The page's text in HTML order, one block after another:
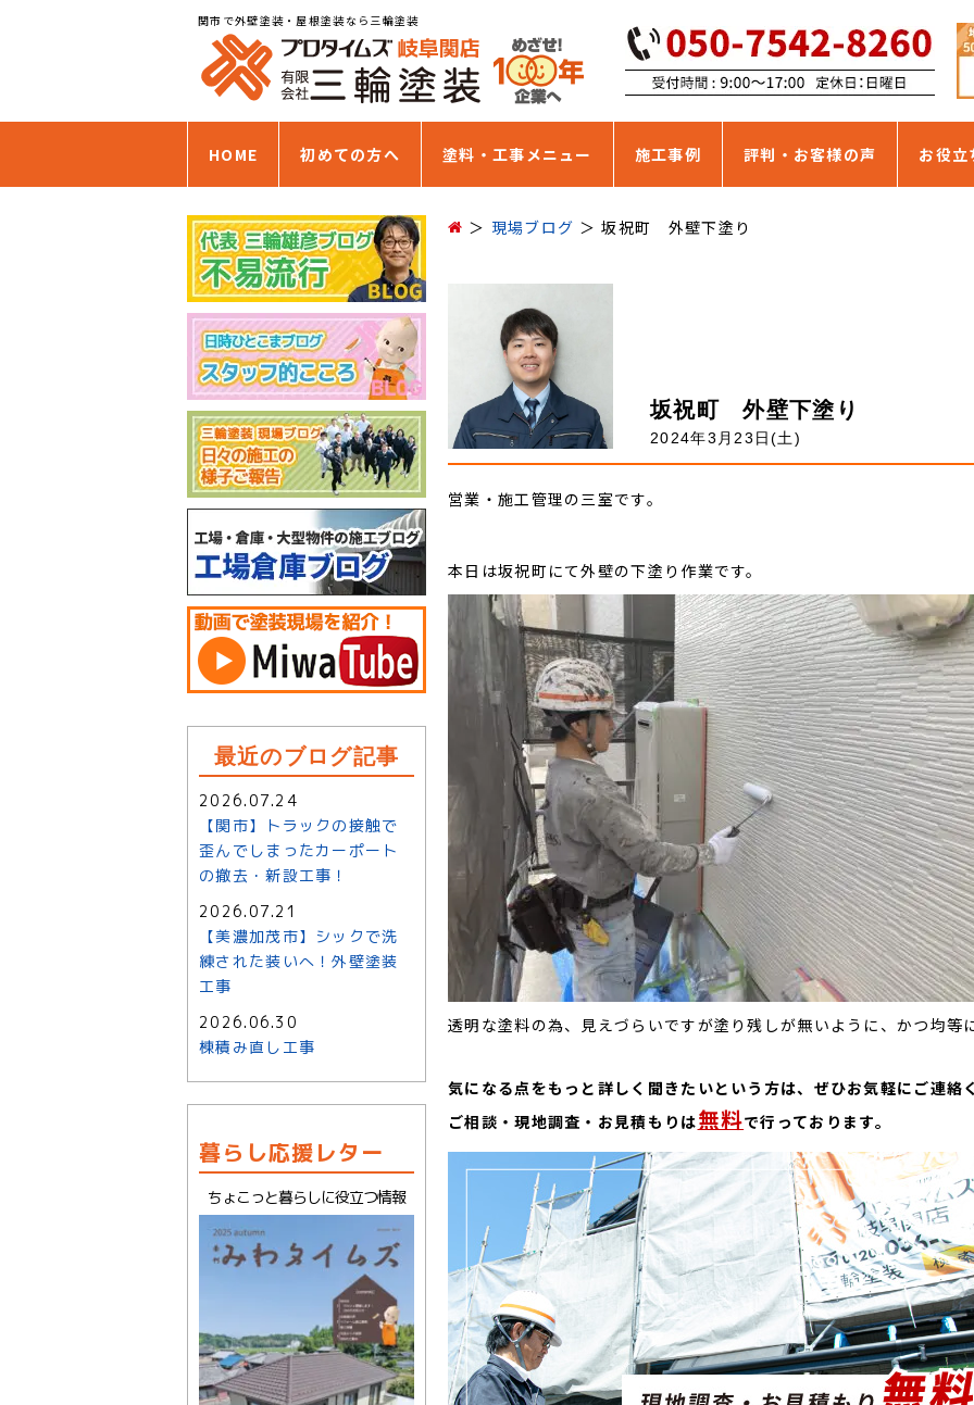
関市で外壁塗装・屋根塗装なら三輪塗装
HOME 初めての方へ 塗料・工事メニュー 施工事例 評判・お客様の声 お役立
現場ブログ 坂祝町 外壁下塗り
坂祝町 外壁下塗り
2024年3月23日(土)
営業・施工管理の三室です。
本日は坂祝町にて外壁の下塗り作業です。
透明な塗料の為、見えづらいですが塗り残しが無いように、かつ均等
気になる点をもっと詳しく聞きたいという方は、ぜひお気軽にご連絡
ご相談・現地調査・お見積もりは無料で行っております。
最近のブログ記事
2026.07.24
【関市】トラックの接触で
歪んでしまったカーポート
の撤去・新設工事！
2026.07.21
【美濃加茂市】シックで洗
練された装いへ！外壁塗装
工事
2026.06.30
棟積み直し工事
暮らし応援レター
ちょこっと暮らしに役立つ情報